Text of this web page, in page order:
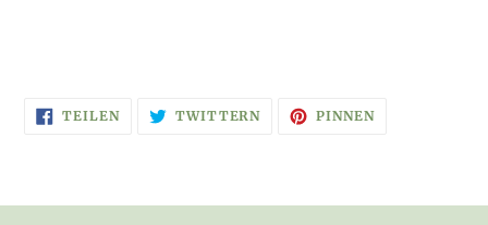
TEILENAUF
FACEBOOK
TWITTERNAUF
TWITTER
PINNENAUF